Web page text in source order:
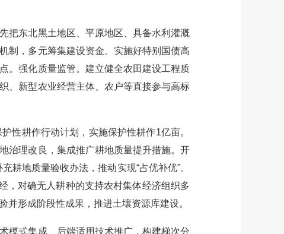
东北黑土地区、平原地区、具备水利灌溉
制，多元筹集建设资金。实施好特别国债高
。强化质量监管。建立健全农田建设工程质
、新型农业经营主体、农户等直接参与高标
耕作行动计划，实施保护性耕作1亿亩。
治理改良，集成推广耕地质量提升措施。开
耕地质量验收办法，推动实现“占优补优”。
，对确无人耕种的支持农村集体经济组织多
形成阶段性成果，推进土壤资源库建设。
式集成、后端适用技术推广，构建梯次分